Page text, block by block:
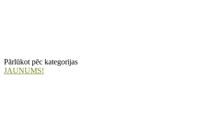
Pārlūkot pēc kategorijas
JAUNUMS!